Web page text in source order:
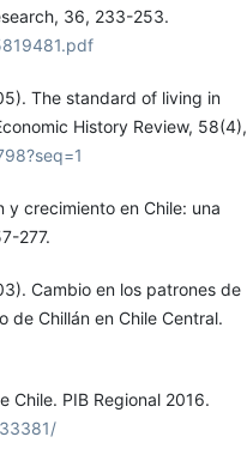
36, 233-253.
The standard of living in
History Review, 58(4),
y crecimiento en Chile: una
277.
Cambio en los patrones de
de Chillán en Chile Central.
Chile. PIB Regional 2016.